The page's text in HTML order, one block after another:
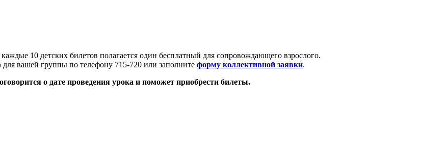
10 детских билетов полагается один бесплатный для сопровождающего взрослого.
для вашей группы по телефону 715-720 или заполните форму коллективной заявки.
о дате проведения урока и поможет приобрести билеты.